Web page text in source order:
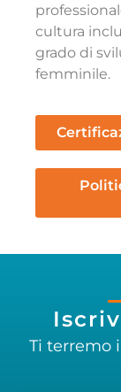
cultura
grado di
femminile.
Ti terremo